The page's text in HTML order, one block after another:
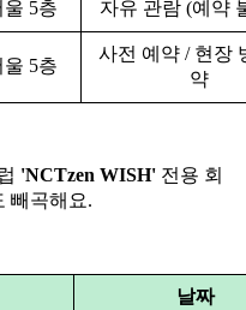
5층 자유 관람 (예약
5층
사전 예약 / 현장
약
'NCTzen WISH' 전용 회
빼곡해요.
날짜